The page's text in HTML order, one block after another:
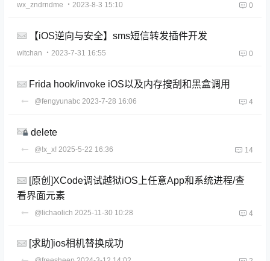
wx_zndrndme ・2023-8-3 15:10 0
【iOS逆向与安全】sms短信转发插件开发
witchan ・2023-7-31 16:55 0
Frida hook/invoke iOS以及内存搜刮和黑盒调用
@fengyunabc 2023-7-28 16:06 4
delete
@!x_x! 2025-5-22 16:36 14
[原创]XCode调试越狱iOS上任意App和系统进程/查
看界面元素
@lichaolich 2025-11-30 10:28 4
[求助]ios相机替换成功